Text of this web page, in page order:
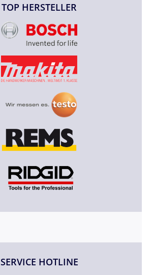
TOP HERSTELLER
SERVICE HOTLINE